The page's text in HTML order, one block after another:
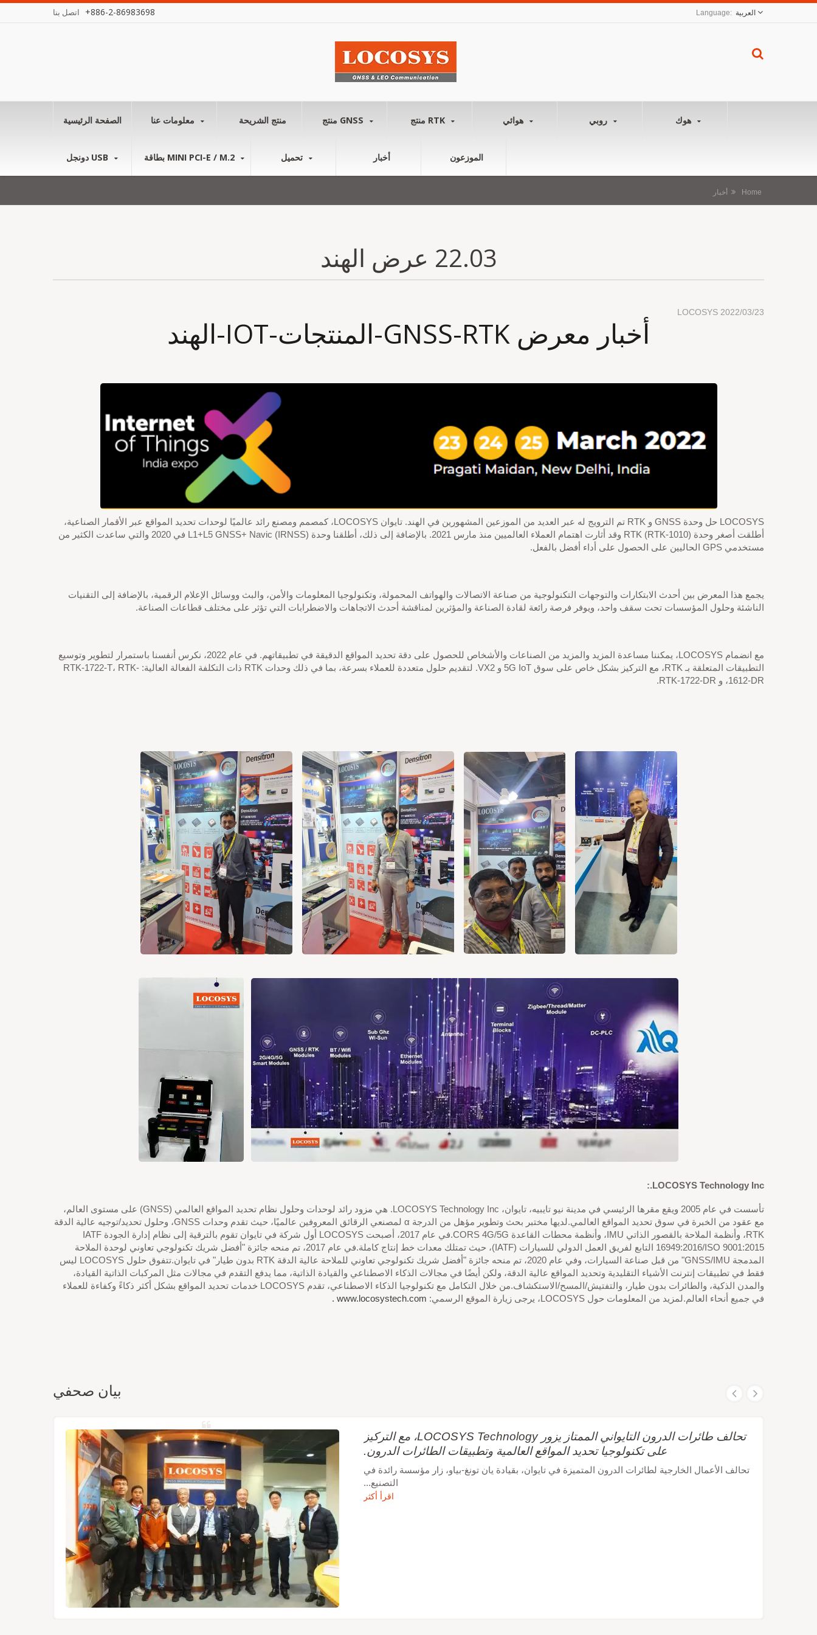
+886-2-86983698 العربية
الصفحة الرئيسية منتج الشريحة منتج GNSS منتج RTK هوائي روبي هوك
دونجل USB بطاقة MINI PCI-E / M.2 تحميل أخبار الموزعون
Home أخبار
22.03 عرض الهند
2022/03/23
LOCOSYS
أخبار معرض GNSS-RTK-المنتجات-IOT-الهند
LOCOSYS حل وحدة GNSS و RTK تم الترويج له عبر العديد من الموزعين المشهورين في الهند. تايوان LOCOSYS، كمصمم ومصنع رائد عالميًا لوحدات تحديد المواقع عبر الأقمار الصناعية،
أطلقت أصغر وحدة RTK (RTK-1010) وقد أثارت اهتمام العملاء العالميين منذ مارس 2021. بالإضافة إلى ذلك، أطلقنا وحدة L1+L5 GNSS+ Navic (IRNSS) في 2020 والتي ساعدت الكثير من
مستخدمي GPS الحاليين على الحصول على أداء أفضل بالفعل.
يجمع هذا المعرض بين أحدث الابتكارات والتوجهات التكنولوجية من صناعة الاتصالات والهواتف المحمولة، وتكنولوجيا المعلومات والأمن، والبث ووسائل الإعلام الرقمية، بالإضافة إلى التقنيات
الناشئة وحلول المؤسسات تحت سقف واحد، ويوفر فرصة رائعة لقادة الصناعة والمؤثرين لمناقشة أحدث الاتجاهات والاضطرابات التي تؤثر على مختلف قطاعات الصناعة.
مع انضمام LOCOSYS، يمكننا مساعدة المزيد والمزيد من الصناعات والأشخاص للحصول على دقة تحديد المواقع الدقيقة في تطبيقاتهم. في عام 2022، نكرس أنفسنا باستمرار لتطوير وتوسيع
التطبيقات المتعلقة بـ RTK، مع التركيز بشكل خاص على سوق 5G IoT و VX2. لتقديم حلول متعددة للعملاء بسرعة، بما في ذلك وحدات RTK ذات التكلفة الفعالة العالية: RTK-1722-T، RTK-
1612-DR، و RTK-1722-DR.
LOCOSYS Technology Inc.:
تأسست في عام 2005 ويقع مقرها الرئيسي في مدينة نيو تايبيه، تايوان، LOCOSYS Technology Inc. هي مزود رائد لوحدات وحلول نظام تحديد المواقع العالمي (GNSS) على مستوى العالم،
مع عقود من الخبرة في سوق تحديد المواقع العالمي.لديها مختبر بحث وتطوير مؤهل من الدرجة α لمصنعي الرقائق المعروفين عالميًا، حيث تقدم وحدات GNSS، وحلول تحديد/توجيه عالية الدقة
RTK، وأنظمة الملاحة بالقصور الذاتي IMU، وأنظمة محطات القاعدة CORS 4G/5G.في عام 2017، أصبحت LOCOSYS أول شركة في تايوان تقوم بالترقية إلى نظام إدارة الجودة IATF
16949:2016/ISO 9001:2015 التابع لفريق العمل الدولي للسيارات (IATF)، حيث تمتلك معدات خط إنتاج كاملة.في عام 2017، تم منحه جائزة "أفضل شريك تكنولوجي تعاوني لوحدة الملاحة
المدمجة GNSS/IMU" من قبل صناعة السيارات، وفي عام 2020، تم منحه جائزة "أفضل شريك تكنولوجي تعاوني للملاحة عالية الدقة RTK بدون طيار" في تايوان.تتفوق حلول LOCOSYS ليس
فقط في تطبيقات إنترنت الأشياء التقليدية وتحديد المواقع عالية الدقة، ولكن أيضًا في مجالات الذكاء الاصطناعي والقيادة الذاتية، مما يدفع التقدم في مجالات مثل المركبات الذاتية القيادة،
والمدن الذكية، والطائرات بدون طيار، والتفتيش/المسح/الاستكشاف.من خلال التكامل مع تكنولوجيا الذكاء الاصطناعي، تقدم LOCOSYS خدمات تحديد المواقع بشكل أكثر ذكاءً وكفاءة للعملاء
في جميع أنحاء العالم.لمزيد من المعلومات حول LOCOSYS، يرجى زيارة الموقع الرسمي:
www.locosystech.com .
بيان صحفي
تحالف طائرات الدرون التايواني الممتاز يزور LOCOSYS Technology، مع التركيز
على تكنولوجيا تحديد المواقع العالمية وتطبيقات الطائرات الدرون.
تحالف الأعمال الخارجية لطائرات الدرون المتميزة في تايوان، بقيادة يان تونغ-بياو، زار مؤسسة رائدة في
التصنيع...
اقرأ أكثر